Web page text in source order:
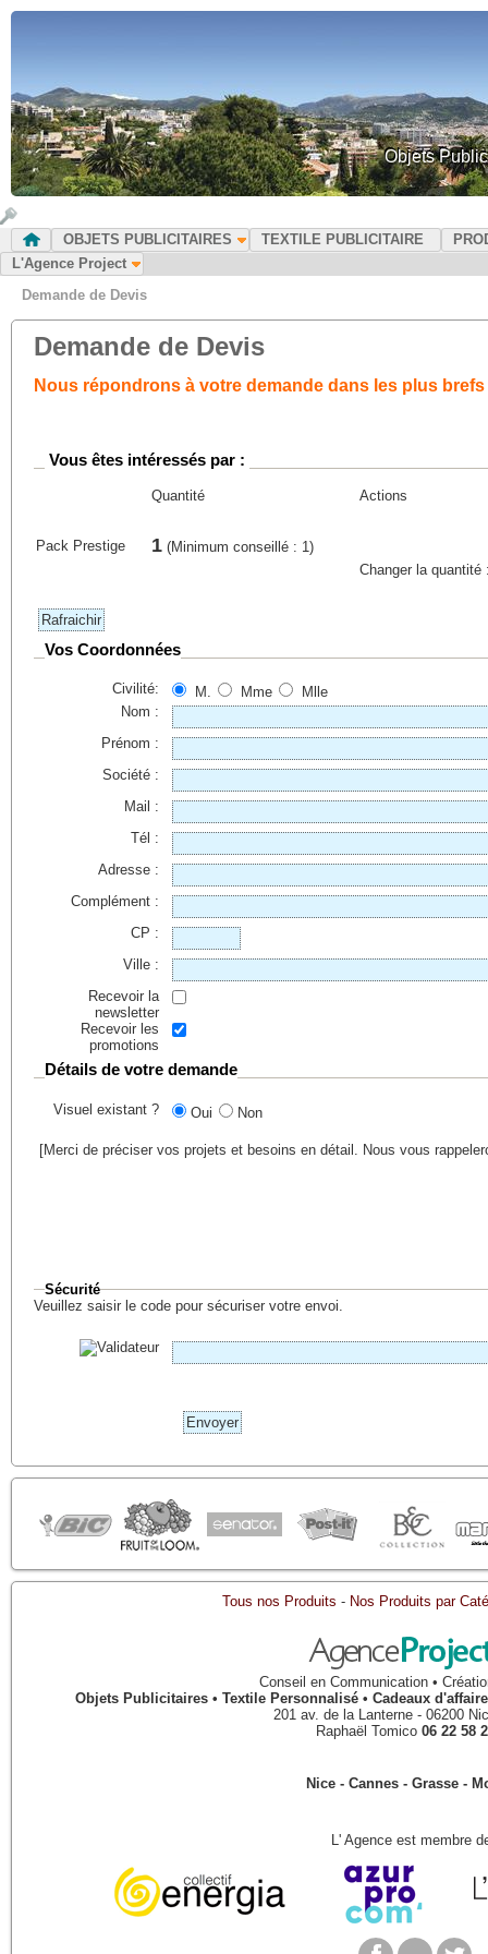
Objets
OBJETS PUBLICITAIRES TEXTILE PUBLICITAIRE
L'Agence Project
Demande de Devis
Demande de Devis
Nous répondrons à votre demande dans les plus brefs
Vous êtes intéressés par :
Quantité Actions
Pack Prestige 1 (Minimum conseillé : 1)
Changer la
Vos Coordonnées
Civilité: M. Mme
Mlle
Nom :
Prénom :
Société :
Mail :
Tél :
Adresse :
Complément :
CP :
Ville :
Recevoir la
newsletter
Recevoir les
promotions
Détails de votre demande
Visuel existant ? Oui Non
[Merci de préciser vos projets et besoins en détail. Nous vous
Sécurité
Veuillez saisir le code pour sécuriser votre envoi.
Tous nos Produits - Nos Produits par
Conseil en Communication •
Objets Publicitaires • Textile Personnalisé • Cadeaux
201 av. de la Lanterne - 06200
Raphaël Tomico 06 22 58
Nice - Cannes - Grasse -
L' Agence est membre